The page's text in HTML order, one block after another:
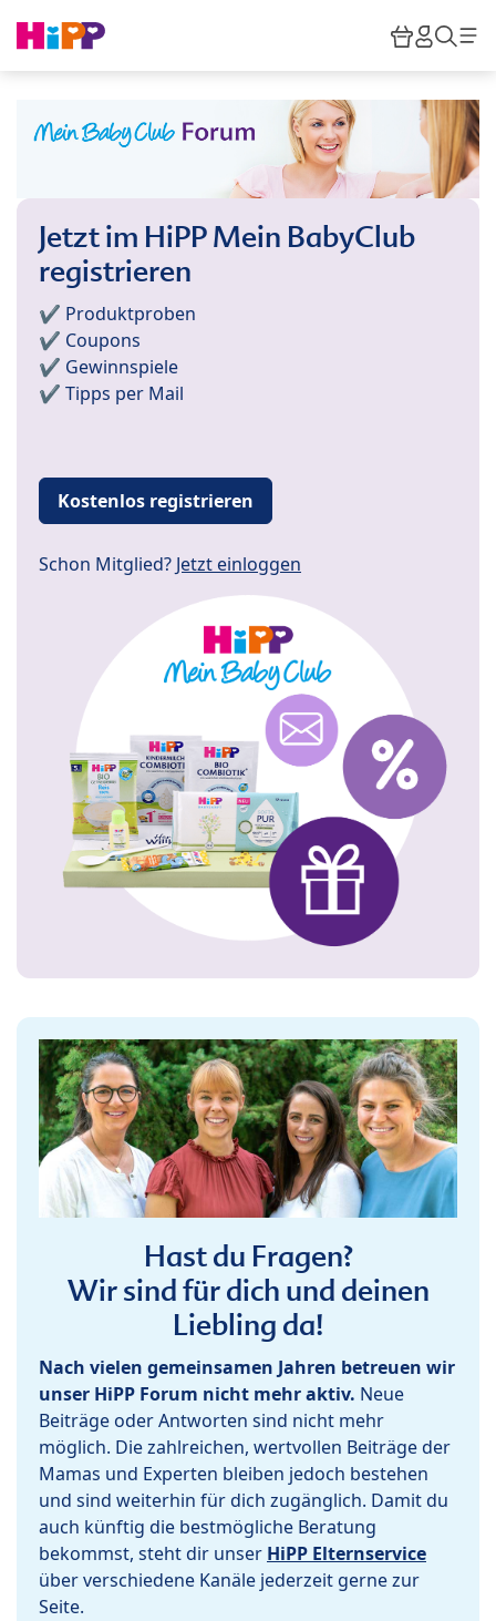
HiPP
Jetzt im HiPP Mein BabyClub
registrieren
✔️ Produktproben
✔️ Coupons
✔️ Gewinnspiele
✔️ Tipps per Mail
Kostenlos registrieren
Schon Mitglied? Jetzt einloggen
Hast du Fragen?
Wir sind für dich und deinen
Liebling da!
Nach vielen gemeinsamen Jahren betreuen wir
unser HiPP Forum nicht mehr aktiv. Neue
Beiträge oder Antworten sind nicht mehr
möglich. Die zahlreichen, wertvollen Beiträge der
Mamas und Experten bleiben jedoch bestehen
und sind weiterhin für dich zugänglich. Damit du
auch künftig die bestmögliche Beratung
bekommst, steht dir unser HiPP Elternservice
über verschiedene Kanäle jederzeit gerne zur
Seite.